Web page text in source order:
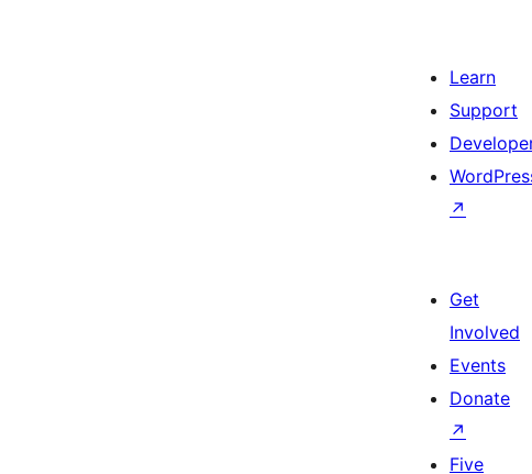
Learn
Support
↗
Get
Involved
Events
Donate
↗
Five